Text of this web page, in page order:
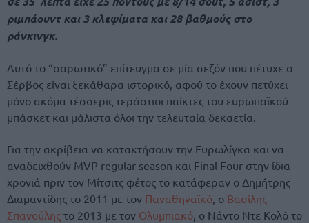
ριμπάουντ και 3 κλεψίματα και 28 βαθμούς στο
ράνκινγκ.
Αυτό το “σαρωτικό” επίτευγμα σε μία σεζόν που πέτυχε ο
Σέρβος είναι ξεκάθαρα ιστορικό, αφού το έχουν πετύχει
μόνο ακόμα τέσσερις τεράστιοι παίκτες του ευρωπαϊκού
μπάσκετ και μάλιστα όλοι την τελευταία δεκαετία.
Για την ακρίβεια να κατακτήσουν την Ευρωλίγκα και να
αναδειχθούν MVP regular season και Final Four στην ίδια
χρονιά πριν τον Μίτσιτς φέτος το κατάφεραν ο Δημήτρης
Διαμαντίδης το 2011 με τον Παναθηναϊκό, ο Βασίλης
Σπανούλης το 2013 με τον Ολυμπιακό, ο Νάντο Ντε Κολό το